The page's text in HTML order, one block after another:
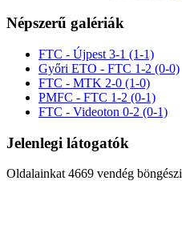
Népszerű galériák
FTC - Újpest 3-1 (1-1)
Győri ETO - FTC 1-2 (0-0)
FTC - MTK 2-0 (1-0)
PMFC - FTC 1-2 (0-1)
FTC - Videoton 0-2 (0-1)
Jelenlegi látogatók
Oldalainkat 4669 vendég böngészi